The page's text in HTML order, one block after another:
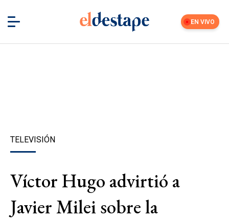
EN VIVO
TELEVISIÓN
Víctor Hugo advirtió a
Javier Milei sobre la